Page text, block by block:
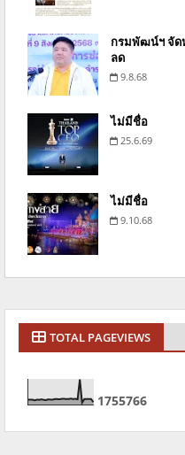
กรมพัฒน์ฯ จัด
ลด
9.8.68
ไม่มีชื่อ
25.6.69
ไม่มีชื่อ
9.10.68
TOTAL PAGEVIEWS
1755766